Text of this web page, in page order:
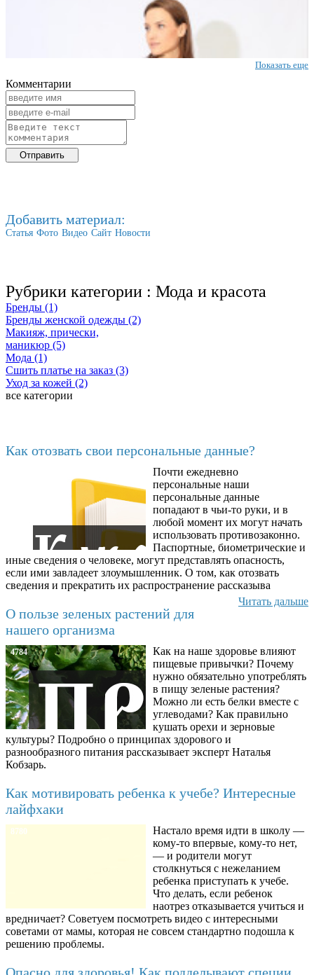
Показать еще
Комментарии
Добавить материал:
Статья Фото Видео Сайт Новости
Рубрики категории : Мода и красота
Бренды (1)
Бренды женской одежды (2)
Макияж, прически,
маникюр (5)
Мода (1)
Сшить платье на заказ (3)
Уход за кожей (2)
все категории
Как отозвать свои персональные данные?
Почти ежедневно
персональные наши
персональные данные
попадают в чьи-то руки, и в
любой момент их могут начать
использовать противозаконно.
Паспортные, биометрические и
иные сведения о человеке, могут представлять опасность,
если ими завладеет злоумышленник. О том, как отозвать
сведения и прекратить их распространение рассказыва
Читать дальше
О пользе зеленых растений для
нашего организма
4784
Как на наше здоровье влияют
пищевые привычки? Почему
нужно обязательно употреблять
в пищу зеленые растения?
Можно ли есть белки вместе с
углеводами? Как правильно
кушать орехи и зерновые
культуры? Подробно о принципах здорового и
разнообразного питания рассказывает эксперт Наталья
Кобзарь.
Как мотивировать ребенка к учебе? Интересные
лайфхаки
8780
Настало время идти в школу —
кому-то впервые, кому-то нет,
— и родители могут
столкнуться с нежеланием
ребенка приступать к учебе.
Что делать, если ребенок
наотрез отказывается учиться и
вредничает? Советуем посмотреть видео с интересными
советами от мамы, которая не совсем стандартно подошла к
решению проблемы.